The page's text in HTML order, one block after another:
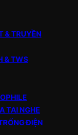
& TRUYỀN
& TWS
TAI NGHE
ĐIỆN